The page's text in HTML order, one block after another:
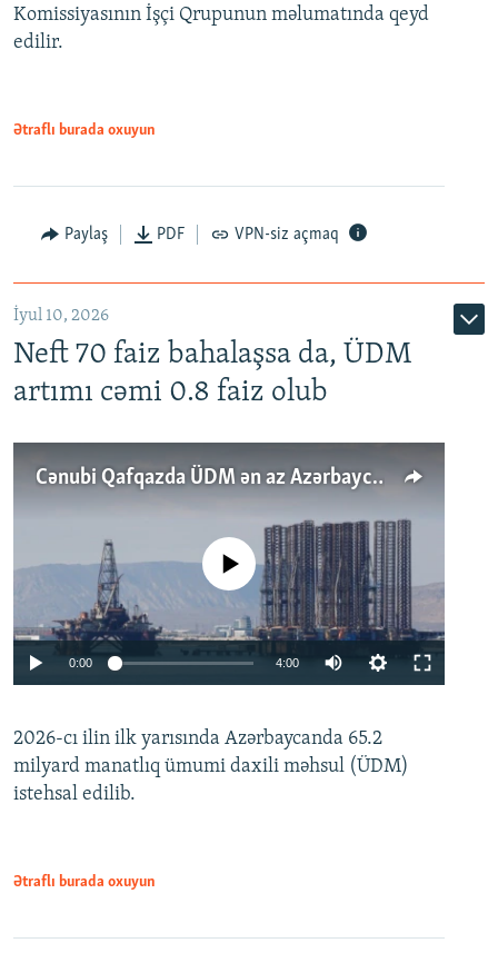
Komissiyasının İşçi Qrupunun məlumatında qeyd
edilir.
Ətraflı burada oxuyun
Paylaş PDF VPN-siz açmaq
İyul 10, 2026
Neft 70 faiz bahalaşsa da, ÜDM
artımı cəmi 0.8 faiz olub
Cənubi Qafqazda ÜDM ən az Azərbaycanda artır: Qonşuları niyə Bakını qabaqlaya bilir?
Auto 240p 360p 480p
No media source currently available
0:00 4:00
360p
480p
2026-cı ilin ilk yarısında Azərbaycanda 65.2
milyard manatlıq ümumi daxili məhsul (ÜDM)
istehsal edilib.
Ətraflı burada oxuyun